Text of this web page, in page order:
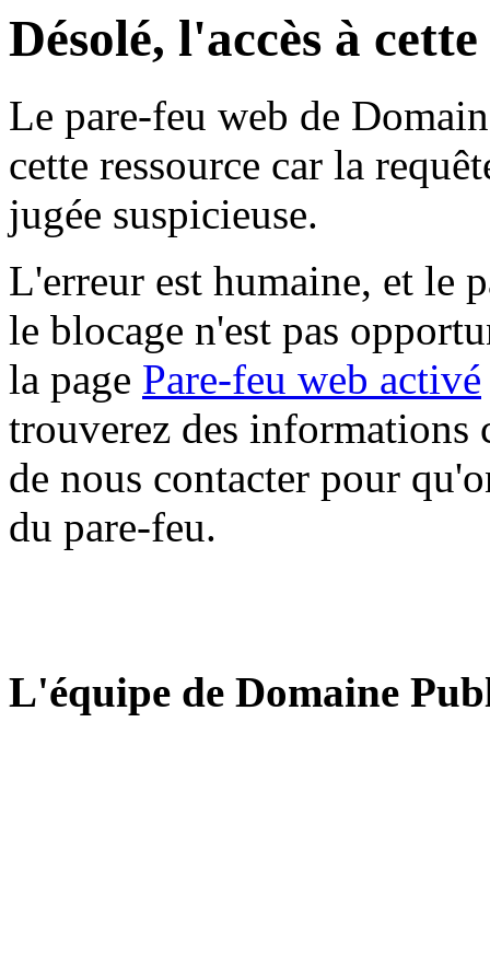
Désolé, l'accès à
Le pare-feu web de
cette ressource car la
jugée suspicieuse.
L'erreur est humaine, et le
le blocage n'est pas
la page Pare-feu web activé
trouverez des informations
de nous contacter pour
du pare-feu.
L'équipe de Domaine